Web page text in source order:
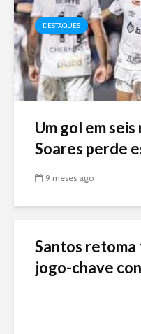
DESTAQUES
Um gol em
Soares perde
9 meses ago
Santos retoma
jogo-chave